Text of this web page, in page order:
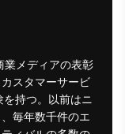
スタマーサービ
持つ。以前はニ
毎年数千件のエ